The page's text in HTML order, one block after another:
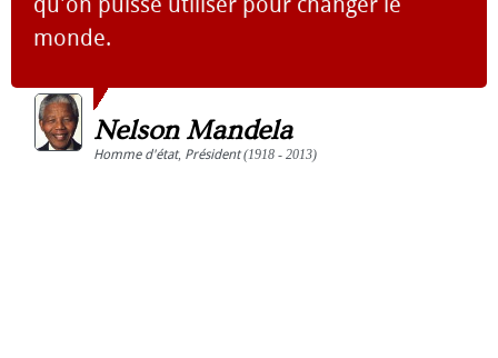
monde.
Nelson Mandela
Homme d'état, Président(1918 - 2013)